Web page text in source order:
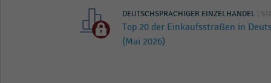
DEUTSCHSPRACHIGER EINZELHANDEL |
Top 20 der Einkaufsstraßen in
(Mai 2026)